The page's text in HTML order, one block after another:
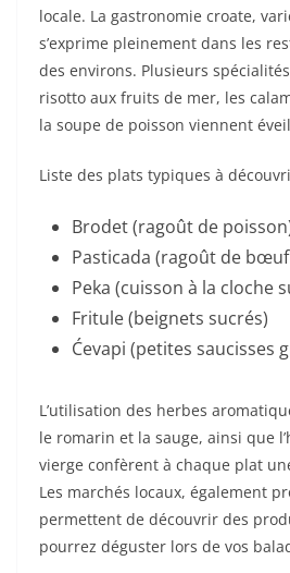
locale. La gastronomie croate,
s’exprime pleinement dans les
des environs. Plusieurs
risotto aux fruits de mer, les
la soupe de poisson viennent
Liste des plats typiques à
Brodet (ragoût de
Pasticada (ragoût de
Peka (cuisson à la cloche
Fritule (beignets sucrés)
Ćevapi (petites saucisses
L’utilisation des herbes
le romarin et la sauge, ainsi que
vierge confèrent à chaque plat
Les marchés locaux, également
permettent de découvrir des
pourrez déguster lors de vos